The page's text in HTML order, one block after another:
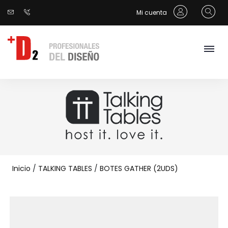
Mi cuenta
Inicio / TALKING TABLES / BOTES GATHER (2UDS)